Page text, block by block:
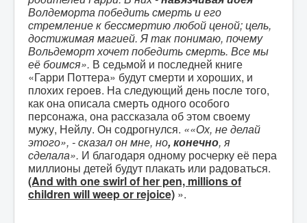
Волдеморта победить смерть и его
стремление к бессмертию любой ценой; цель,
достижимая магией. Я так понимаю, почему
Вольдеморт хочет победить смерть. Все мы
её боимся». В седьмой и последней книге
«Гарри Поттера» будут смерти и хороших, и
плохих героев. На следующий день после того,
как она описала смерть одного особого
персонажа, она рассказала об этом своему
мужу, Нейлу. Он содрогнулся. ««Ох, не делай
этого», - сказал он мне, но, конечно, я
сделала». И благодаря одному росчерку её пера
миллионы детей будут плакать или радоваться.
(And with one swirl of her pen, millions of
children will weep or rejoice) ».